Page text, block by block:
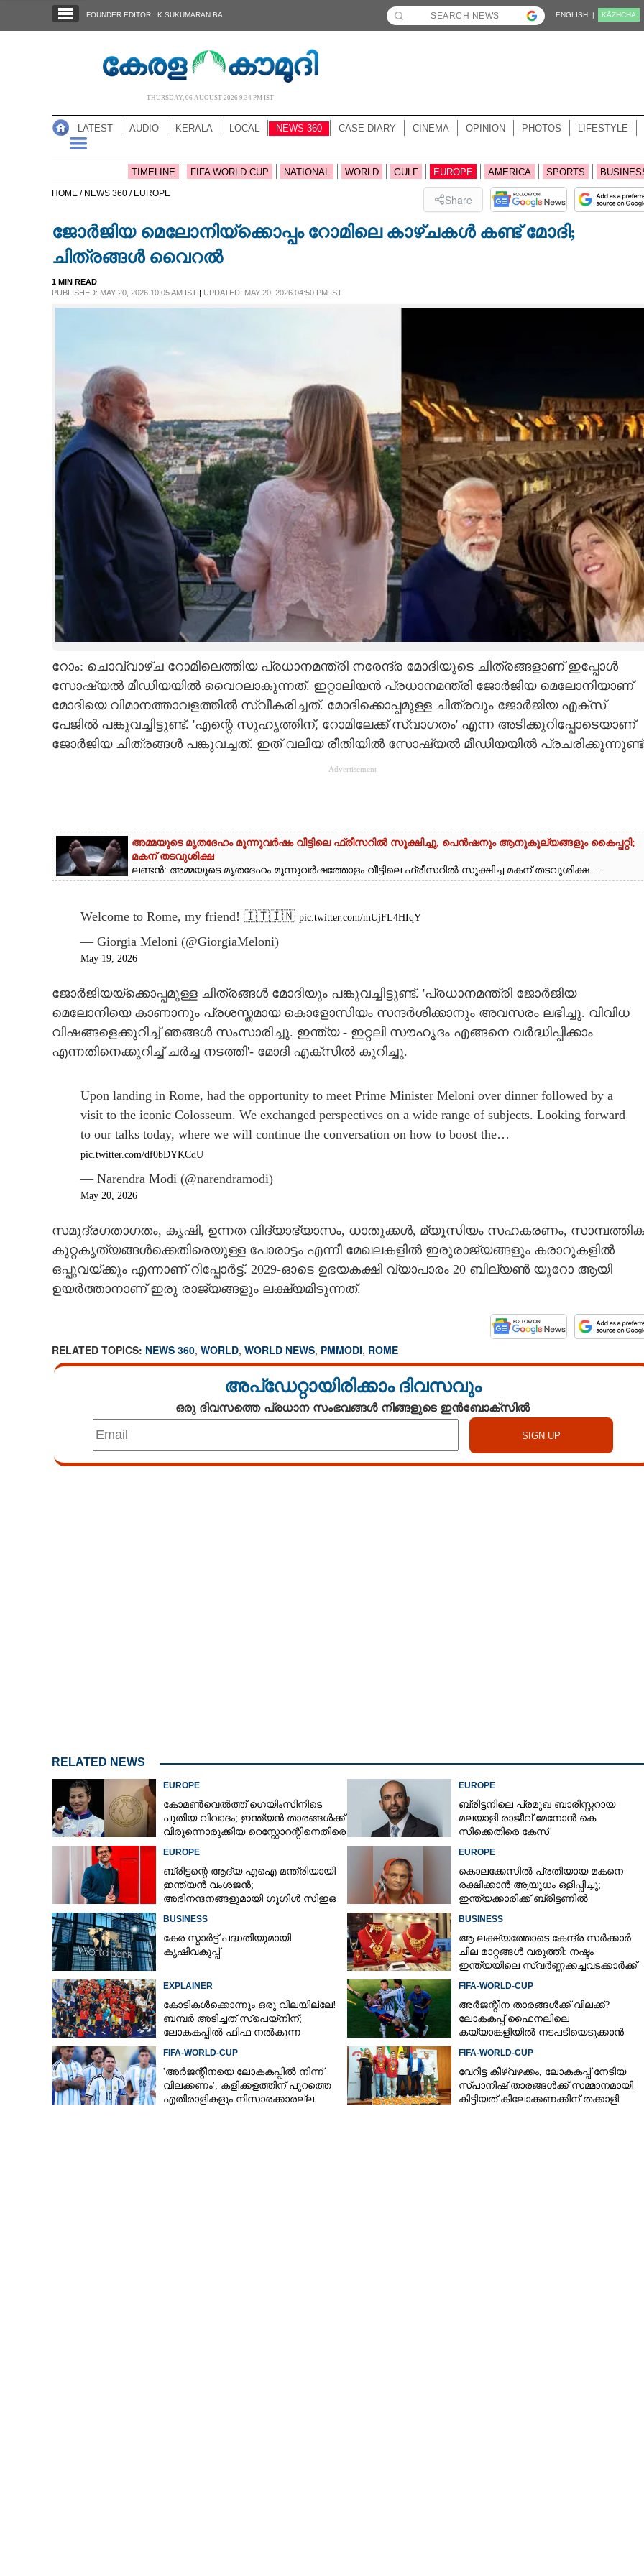
NOTIFIED NEWS
CASE DIARY
LIFESTYLE
CARTOONS
LITERATURE
FOUNDER EDITOR : K SUKUMARAN BA ENGLISH | KĀZHCHA
THURSDAY, 06 AUGUST 2026 9.34 PM IST
LATEST AUDIO KERALA LOCAL NEWS 360 CASE DIARY CINEMA OPINION PHOTOS LIFESTYLE
TIMELINE FIFA WORLD CUP NATIONAL WORLD GULF EUROPE AMERICA SPORTS
HOME / NEWS 360 / EUROPE Share
ജോർജിയ മെലോനിയ്ക്കൊപ്പം റോമിലെ കാഴ്ചകൾ കണ്ട് മോദി;
ചിത്രങ്ങൾ വെെറൽ
1 MIN READ
PUBLISHED: MAY 20, 2026 10:05 AM IST| UPDATED: MAY 20, 2026 04:50 PM IST
റോം: ചൊവ്വാഴ്ച റോമിലെത്തിയ പ്രധാനമന്ത്രി നരേന്ദ്ര മോദിയുടെ ചിത്രങ്ങളാണ് ഇപ്പോൾ
സോഷ്യൽ മീഡിയയിൽ വെെറലാകുന്നത്. ഇറ്റാലിയൻ പ്രധാനമന്ത്രി ജോർജിയ മെലോനിയാണ്
മോദിയെ വിമാനത്താവളത്തിൽ സ്വീകരിച്ചത്. മോദിക്കൊപ്പമുള്ള ചിത്രവും ജോർജിയ എക്സ്
പേജിൽ പങ്കുവച്ചിട്ടുണ്ട്. 'എന്റെ സുഹൃത്തിന്, റോമിലേക്ക് സ്വാഗതം' എന്ന അടിക്കുറിപ്പോടെയാണ്
ജോർജിയ ചിത്രങ്ങൾ പങ്കുവച്ചത്. ഇത് വലിയ രീതിയിൽ സോഷ്യൽ മീഡിയയിൽ
Advertisement
അമ്മയുടെ മൃതദേഹം മൂന്നുവർഷം വീട്ടിലെ ഫ്രീസറിൽ സൂക്ഷിച്ചു, പെൻഷനും ആനുകൂല്യങ്ങളും കൈപ്പറ്റി;
മകന് തടവുശിക്ഷ
ലണ്ടൻ: അമ്മയുടെ മൃതദേഹം മൂന്നുവർഷത്തോളം വീട്ടിലെ ഫ്രീസറിൽ സൂക്ഷിച്ച മകന് തടവുശിക്ഷ....
Welcome to Rome, my friend! 🇮🇹🇮🇳 pic.twitter.com/mUjFL4HIqY
— Giorgia Meloni (@GiorgiaMeloni)
May 19, 2026
ജോർജിയയ്ക്കൊപ്പമുള്ള ചിത്രങ്ങൾ മോദിയും പങ്കുവച്ചിട്ടുണ്ട്. 'പ്രധാനമന്ത്രി ജോർജിയ
മെലോനിയെ കാണാനും പ്രശസ്തമായ കൊളോസിയം സന്ദർശിക്കാനും അവസരം ലഭിച്ചു. വിവിധ
വിഷങ്ങളെക്കുറിച്ച് ഞങ്ങൾ സംസാരിച്ചു. ഇന്ത്യ - ഇറ്റലി സൗഹൃദം എങ്ങനെ വർദ്ധിപ്പിക്കാം
എന്നതിനെക്കുറിച്ച് ചർച്ച നടത്തി'- മോദി എക്സിൽ കുറിച്ചു.
Upon landing in Rome, had the opportunity to meet Prime Minister Meloni over dinner followed by a
visit to the iconic Colosseum. We exchanged perspectives on a wide range of subjects. Looking forward
to our talks today, where we will continue the conversation on how to boost the…
pic.twitter.com/df0bDYKCdU
— Narendra Modi (@narendramodi)
May 20, 2026
സമുദ്രഗതാഗതം, കൃഷി, ഉന്നത വിദ്യാഭ്യാസം, ധാതുക്കൾ, മ്യൂസിയം സഹകരണം, സാമ്പത്തിക
കുറ്റകൃത്യങ്ങൾക്കെതിരെയുള്ള പോരാട്ടം എന്നീ മേഖലകളിൽ ഇരുരാജ്യങ്ങളും കരാറുകളിൽ
ഒപ്പുവയ്ക്കും എന്നാണ് റിപ്പോർട്ട്. 2029-ഓടെ ഉഭയകക്ഷി വ്യാപാരം 20 ബില്യൺ യൂറോ ആയി
ഉയർത്താനാണ് ഇരു രാജ്യങ്ങളും ലക്ഷ്യമിടുന്നത്.
RELATED TOPICS: NEWS 360, WORLD, WORLD NEWS, PMMODI, ROME
അപ്ഡേറ്റായിരിക്കാം ദിവസവും
ഒരു ദിവസത്തെ പ്രധാന സംഭവങ്ങൾ നിങ്ങളുടെ ഇൻബോക്സിൽ
RELATED NEWS
EUROPE
കോമൺവെൽത്ത് ഗെയിംസിനിടെ
പുതിയ വിവാദം; ഇന്ത്യൻ താരങ്ങൾക്ക്
വിരുന്നൊരുക്കിയ റെസ്റ്റോറന്റിനെതിരെ
EUROPE
ബ്രിട്ടനിലെ പ്രമുഖ ബാരിസ്റ്ററായ
മലയാളി രാജീവ് മേനോൻ കെ
സിക്കെതിരെ കേസ്
EUROPE
ബ്രിട്ടന്റെ ആദ്യ എഐ മന്ത്രിയായി
ഇന്ത്യൻ വംശജൻ;
അഭിനന്ദനങ്ങളുമായി ഗൂഗിൾ സിഇഒ
EUROPE
കൊലക്കേസിൽ പ്രതിയായ മകനെ
രക്ഷിക്കാൻ ആയുധം ഒളിപ്പിച്ചു;
ഇന്ത്യക്കാരിക്ക് ബ്രിട്ടണിൽ
BUSINESS
കേര സ്മാർട്ട് പദ്ധതിയുമായി
കൃഷിവകുപ്പ്
BUSINESS
ആ ലക്ഷ്യത്തോടെ കേന്ദ്ര സർക്കാർ
ചില മാറ്റങ്ങൾ വരുത്തി: നഷ്ടം
ഇന്ത്യയിലെ സ്വർണ്ണക്കച്ചവടക്കാർക്ക്
EXPLAINER
കോടികൾക്കൊന്നും ഒരു വിലയില്ലേ!
ബമ്പർ അടിച്ചത് സ്‌പെയ്നിന്;
ലോകകപ്പിൽ ഫിഫ നൽകുന്ന
FIFA-WORLD-CUP
അർജന്റീന താരങ്ങൾക്ക് വിലക്ക്?
ലോകകപ്പ് ഫൈനലിലെ
കയ്യാങ്കളിയിൽ നടപടിയെടുക്കാൻ
FIFA-WORLD-CUP
'അർജന്റീനയെ ലോകകപ്പിൽ നിന്ന്
വിലക്കണം'; കളിക്കളത്തിന് പുറത്തെ
എതിരാളികളും നിസാരക്കാരല്ല
FIFA-WORLD-CUP
വേറിട്ട കീഴ്‌‌വഴക്കം,​ ലോകകപ്പ് നേടിയ
സ്പാനിഷ് താരങ്ങൾക്ക് സമ്മാനമായി
കിട്ടിയത് കിലോക്കണക്കിന് തക്കാളി